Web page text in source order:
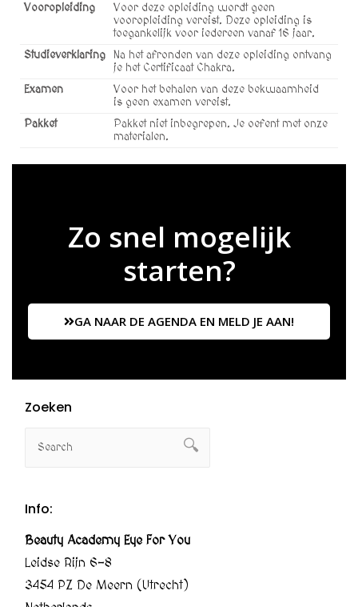
Vooropleiding
Voor deze opleiding wordt geen
vooropleiding vereist. Deze opleiding is
toegankelijk voor iedereen vanaf 16 jaar.
Studieverklaring
Na het afronden van deze opleiding ontvang
je het Certificaat Chakra.
Examen
Voor het behalen van deze bekwaamheid
is geen examen vereist.
Pakket
Pakket niet inbegrepen. Je oefent met onze
materialen.
Zo snel mogelijk
starten?
GA NAAR DE AGENDA EN MELD JE AAN!
Zoeken
Info:
Beauty Academy Eye For You
Leidse Rijn 6-8
3454 PZ De Meern (Utrecht)